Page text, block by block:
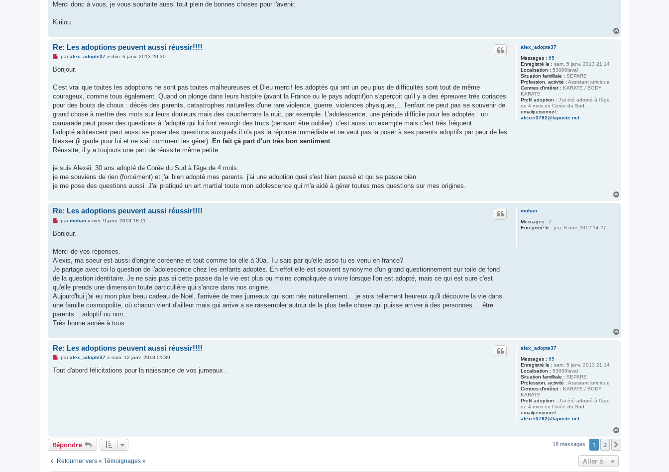
Merci donc à vous, je vous souhaite aussi tout plein de bonnes choses pour l'avenir.
Kirilou
alex_adopte37
Messages : 65
Enregistré le : sam. 5 janv. 2013 21:14
Localisation : 53000laval
Situation familliale : SEPARE
Profession, activité : Assistant juridique
Centres d'intêret : KARATE / BODY
KARATE
Profil adoption : J'ai été adopté à l'âge
de 4 mois en Corée du Sud...
emailpersonnel :
alexei3792@laposte.net
Re: Les adoptions peuvent aussi réussir!!!!
M
s
g
n
o
l
u
paralex_adopte37» dim. 6 janv. 2013 20:30
Bonjour,
C'est vrai que toutes les adoptions ne sont pas toutes malheureuses et Dieu merci! les adoptés qui ont un peu plus de difficultés sont tout de même
courageux, comme tous également. Quand on plonge dans leurs histoire (avant la France ou le pays adoptif)on s'aperçoit qu'il y a des épreuves trés coriaces
pour des bouts de choux : décés des parents, catastrophes naturelles d'une rare violence, guerre, violences physiques,... l'enfant ne peut pas se souvenir de
grand chose à mettre des mots sur leurs douleurs mais des cauchemars la nuit, par exemple. L'adolescence, une période difficile pour les adoptés : un
camarade peut poser des questions à l'adopté qui lui font resurgir des trucs (pensant être oublier). c'est aussi un exemple mais c'est trés fréquent.
l'adopté adolescent peut aussi se poser des questions auxquels il n'a pas la réponse immédiate et ne veut pas la poser à ses parents adoptifs par peur de les
blesser (il garde pour lui et ne sait comment les gérer). En fait çà part d'un trés bon sentiment.
Réussite, il y a toujours une part de réussite même petite.
je suis Alexéi, 30 ans adopté de Corée du Sud à l'âge de 4 mois.
je me souviens de rien (forcément) et j'ai bien adopté mes parents. j'ai une adoption quei s'est bien passé et qui se passe bien.
je me pose des questions aussi. J'ai pratiqué un art martial toute mon adolescence qui m'a aidé à gérer toutes mes questions sur mes origines.
mohan
Messages : 7
Enregistré le : jeu. 8 nov. 2012 14:27
Re: Les adoptions peuvent aussi réussir!!!!
M
s
g
n
o
l
u
parmohan» mer. 9 janv. 2013 18:11
Bonjour,
Merci de vos réponses.
Alexis, ma soeur est aussi d'origine coréenne et tout comme toi elle à 30a. Tu sais par qu'elle asso tu es venu en france?
Je partage avec toi la question de l'adolescence chez les enfants adoptés. En effet elle est souvent synonyme d'un grand questionnement sur toile de fond
de la question identitaire. Je ne sais pas si cette passe da le vie est plus ou moins compliquée a vivre lorsque l'on est adopté, mais ce qui est sure c'est
qu'elle prends une dimension toute particulière qui s'ancre dans nos origine.
Aujourd'hui j'ai eu mon plus beau cadeau de Noël, l'arrivée de mes jumeaux qui sont nés naturellement... je suis tellement heureux qu'il découvre la vie dans
une famille cosmopolite, où chacun vient d'ailleur mais qui arrive a se rassembler autour de la plus belle chose qui puisse arriver à des personnes ... être
parents ...adoptif ou non...
Très bonne année à tous.
alex_adopte37
Messages : 65
Enregistré le : sam. 5 janv. 2013 21:14
Localisation : 53000laval
Situation familliale : SEPARE
Profession, activité : Assistant juridique
Centres d'intêret : KARATE / BODY
KARATE
Profil adoption : J'ai été adopté à l'âge
de 4 mois en Corée du Sud...
emailpersonnel :
alexei3792@laposte.net
Re: Les adoptions peuvent aussi réussir!!!!
M
s
paralex_adopte37» sam. 12 janv. 2013 01:39
Tout d'abord félicitations pour la naissance de vos jumeaux .
t
Répondre 18 messages 1 2
Retourner vers « Témoignages » Aller à